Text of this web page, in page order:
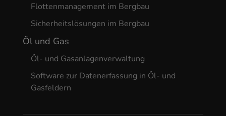
Flottenmanagement im Bergbau
Sicherheitslösungen im Bergbau
Öl und Gas
Öl- und Gasanlagenverwaltung
Software zur Datenerfassung in Öl- und
Gasfeldern